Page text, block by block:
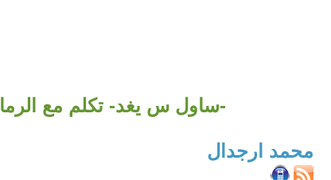
-ساول س يغد- تكلم مع
محمد ارجدال